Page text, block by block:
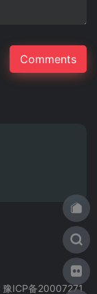
豫ICP备20007271